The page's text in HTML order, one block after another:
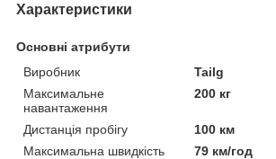
Характеристики
Основні атрибути
Виробник
Tailg
Максимальне
навантаження
200 кг
Дистанція пробігу
100 км
Максимальна швидкість
79 км/год